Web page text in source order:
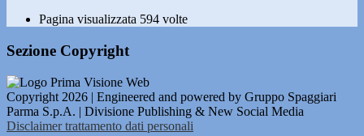
Pagina visualizzata 594 volte
Sezione Copyright
Copyright 2026 | Engineered and powered by Gruppo Spaggiari
Parma S.p.A. | Divisione Publishing & New Social Media
Disclaimer trattamento dati personali